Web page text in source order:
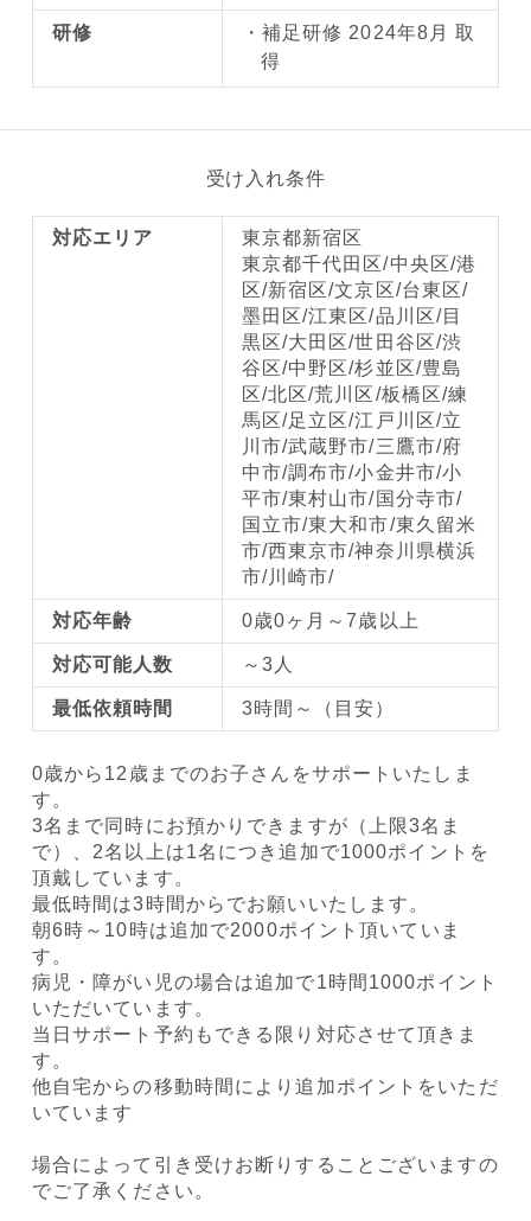
研修
補足研修 2024年8月 取
得
受け入れ条件
対応エリア
東京都新宿区
東京都千代田区/中央区/港
区/新宿区/文京区/台東区/
墨田区/江東区/品川区/目
黒区/大田区/世田谷区/渋
谷区/中野区/杉並区/豊島
区/北区/荒川区/板橋区/練
馬区/足立区/江戸川区/立
川市/武蔵野市/三鷹市/府
中市/調布市/小金井市/小
平市/東村山市/国分寺市/
国立市/東大和市/東久留米
市/西東京市/神奈川県横浜
市/川崎市/
対応年齢 0歳0ヶ月～7歳以上
対応可能人数 ～3人
最低依頼時間 3時間～（目安）
0歳から12歳までのお子さんをサポートいたしま
す。
3名まで同時にお預かりできますが（上限3名ま
で）、2名以上は1名につき追加で1000ポイントを
頂戴しています。
最低時間は3時間からでお願いいたします。
朝6時～10時は追加で2000ポイント頂いていま
す。
病児・障がい児の場合は追加で1時間1000ポイント
いただいています。
当日サポート予約もできる限り対応させて頂きま
す。
他自宅からの移動時間により追加ポイントをいただ
いています
場合によって引き受けお断りすることございますの
でご了承ください。